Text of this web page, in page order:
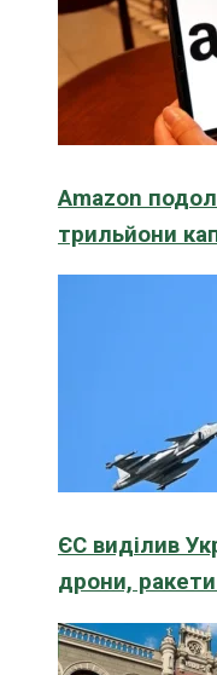
Amazon
трильйони
ЄС виділив
дрони,